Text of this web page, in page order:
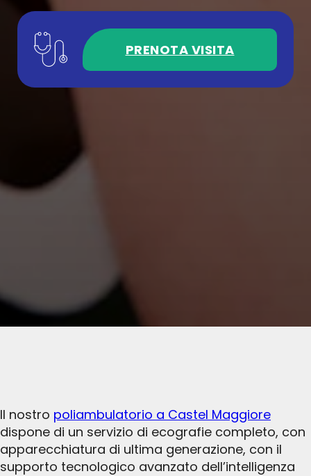
PRENOTA VISITA
Il nostro poliambulatorio a Castel Maggiore
dispone di un servizio di ecografie completo, con
apparecchiatura di ultima generazione, con il
supporto tecnologico avanzato dell’intelligenza